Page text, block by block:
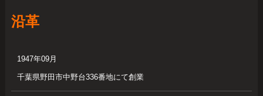
沿革
1947年09月
千葉県野田市中野台336番地にて創業